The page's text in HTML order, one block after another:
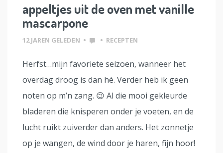
appeltjes uit de oven met vanille
mascarpone
12 JAREN GELEDEN • • RECEPTEN
Herfst…mijn favoriete seizoen, wanneer het
overdag droog is dan hè. Verder heb ik geen
noten op m’n zang. 😉 Al die mooi gekleurde
bladeren die knisperen onder je voeten, en de
lucht ruikt zuiverder dan anders. Het zonnetje
op je wangen, de wind door je haren, fijn hoor!